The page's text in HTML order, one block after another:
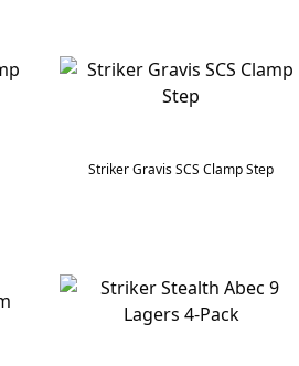
Striker Gravis SCS Clamp Step